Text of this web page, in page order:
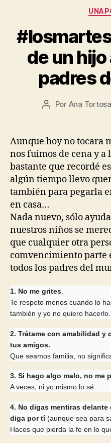
de un
padres
Autor
entrada
Por Ana Tortosa
Aunque hoy no tocara
nos fuimos de cena y a
bastante que recordé
algún tiempo llevo
también para pegarla
en casa…
Nada nuevo, sólo
nuestros niños se
que cualquier otra
comvencimiento parte
todos los padres del
1. No me grites
Te respeto menos cuando lo
también y yo no quiero hacerlo.
2. Trátame con amabilidad y
tus amigos.
Que seamos familia, no
3. Si hago algo malo, no me
A veces, ni yo mismo lo sé.
4. No digas mentiras
diga por tí(aunque sea para
Haces que pierda la fe en lo